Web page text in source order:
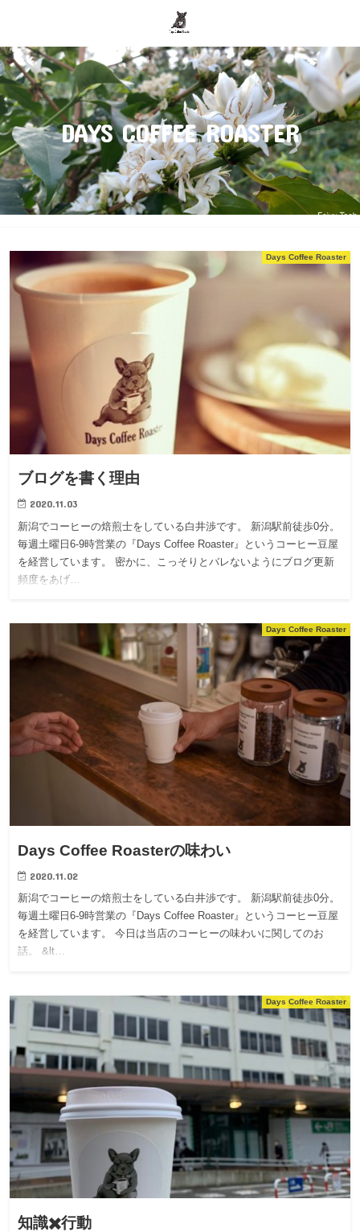
DAYS COFFEE ROASTER
Days Coffee Roaster
ブログを書く理由
2020.11.03
新潟でコーヒーの焙煎士をしている白井渉です。 新潟駅前徒歩0分。
毎週土曜日6-9時営業の『Days Coffee Roaster』というコーヒー豆屋
を経営しています。 密かに、こっそりとバレないようにブログ更新
頻度をあげ…
Days Coffee Roaster
Days Coffee Roasterの味わい
2020.11.02
新潟でコーヒーの焙煎士をしている白井渉です。 新潟駅前徒歩0分。
毎週土曜日6-9時営業の『Days Coffee Roaster』というコーヒー豆屋
を経営しています。 今日は当店のコーヒーの味わいに関してのお
話。 &lt…
Days Coffee Roaster
知識✖️行動